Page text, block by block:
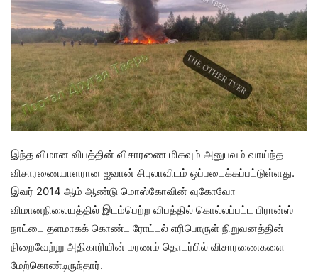
இந்த விமான விபத்தின் விசாரணை மிகவும் அனுபவம் வாய்ந்த
விசாரணையாளரான ஐவான் சிபுலாவிடம் ஒப்படைக்கப்பட்டுள்ளது.
இவர் 2014 ஆம் ஆண்டு மொஸ்கோவின் வுகோவோ
விமானநிலையத்தில் இடம்பெற்ற விபத்தில் கொல்லப்பட்ட பிரான்ஸ்
நாட்டை தளமாகக் கொண்ட ரோட்டல் எரிபொருள் நிறுவனத்தின்
நிறைவேற்று அதிகாரியின் மரணம் தொடர்பில் விசாரணைகளை
மேற்கொண்டிருந்தார்.